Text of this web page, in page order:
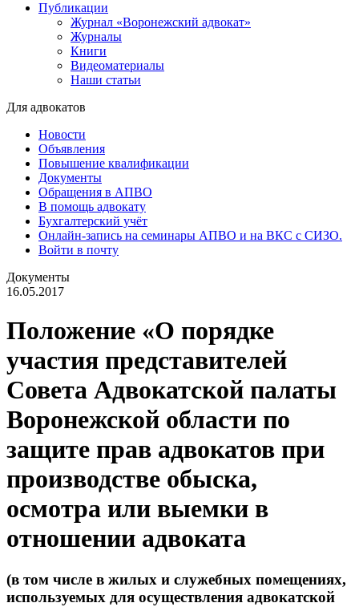
Публикации
Журнал «Воронежский адвокат»
Журналы
Книги
Видеоматериалы
Наши статьи
Для адвокатов
Новости
Объявления
Повышение квалификации
Документы
Обращения в АПВО
В помощь адвокату
Бухгалтерский учёт
Онлайн-запись на семинары АПВО и на ВКС с СИЗО.
Войти в почту
Документы
16.05.2017
Положение «О порядке
участия представителей
Совета Адвокатской палаты
Воронежской области по
защите прав адвокатов при
производстве обыска,
осмотра или выемки в
отношении адвоката
(в том числе в жилых и служебных помещениях,
используемых для осуществления адвокатской